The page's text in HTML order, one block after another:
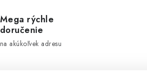
Mega rýchle
doručenie
na akúkoľvek adresu